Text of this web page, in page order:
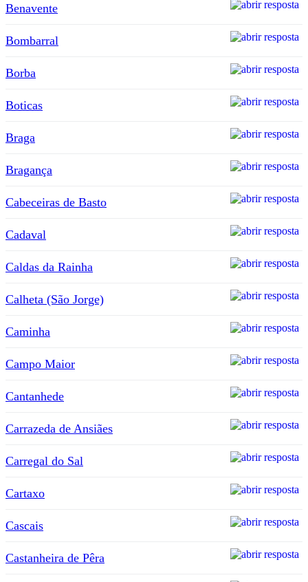
Benavente
Bombarral
Borba
Boticas
Braga
Bragança
Cabeceiras de Basto
Cadaval
Caldas da Rainha
Calheta (São Jorge)
Caminha
Campo Maior
Cantanhede
Carrazeda de Ansiães
Carregal do Sal
Cartaxo
Cascais
Castanheira de Pêra